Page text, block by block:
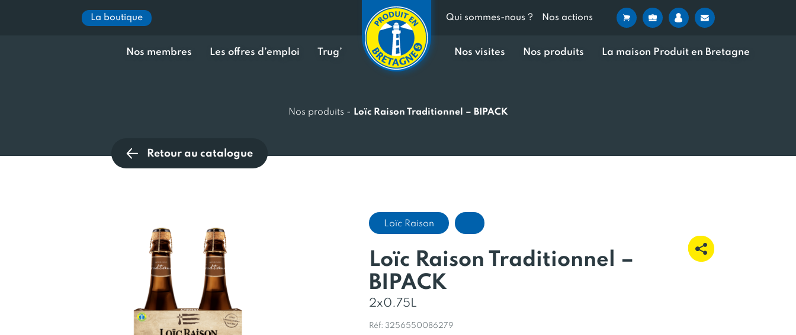
La boutique Qui sommes-nous ? Nos actions
Nos membres Les offres d’emploi Trug’ Nos visites Nos produits La maison Produit en Bretagne
Nos produits - Loïc Raison Traditionnel – BIPACK
Retour au catalogue
Loïc Raison
Loïc Raison Traditionnel –
BIPACK
2x0.75L
Réf: 3256550086279